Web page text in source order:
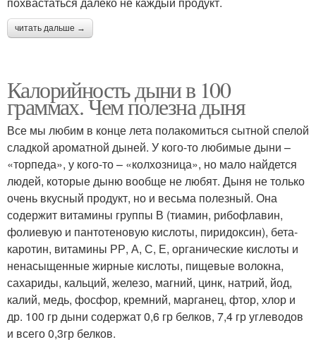
читать дальше →
Калорийность дыни в 100
граммах. Чем полезна дыня
Все мы любим в конце лета полакомиться сытной спелой
сладкой ароматной дыней. У кого-то любимые дыни –
«торпеда», у кого-то – «колхозница», но мало найдется
людей, которые дыню вообще не любят. Дыня не только
очень вкусный продукт, но и весьма полезный. Она
содержит витамины группы В (тиамин, рибофлавин,
фолиевую и пантотеновую кислоты, пиридоксин), бета-
каротин, витамины РР, А, С, Е, органические кислоты и
ненасыщенные жирные кислоты, пищевые волокна,
сахариды, кальций, железо, магний, цинк, натрий, йод,
калий, медь, фосфор, кремний, марганец, фтор, хлор и
др. 100 гр дыни содержат 0,6 гр белков, 7,4 гр углеводов
и всего 0,3гр белков.